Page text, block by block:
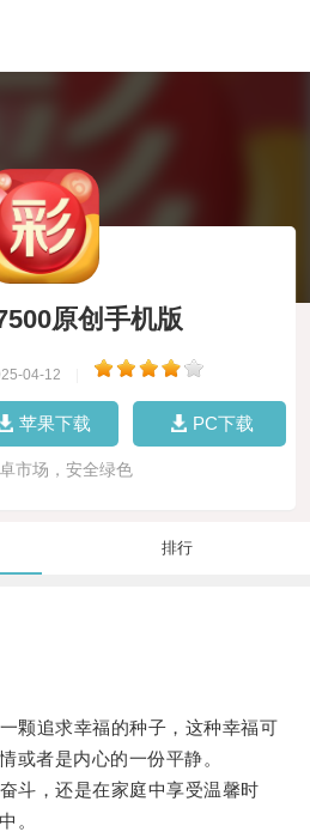
原创手机版
04-12
苹果下载 PC下载
市场，安全绿色
排行
追求幸福的种子，这种幸福可
或者是内心的一份平静。
，还是在家庭中享受温馨时
。